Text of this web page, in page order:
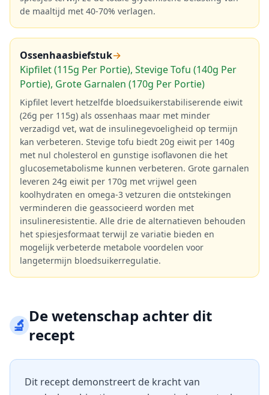
de maaltijd met 40-70% verlagen.
Ossenhaasbiefstuk→
Kipfilet (115g Per Portie), Stevige Tofu (140g Per
Portie), Grote Garnalen (170g Per Portie)
Kipfilet levert hetzelfde bloedsuikerstabiliserende eiwit
(26g per 115g) als ossenhaas maar met minder
verzadigd vet, wat de insulinegevoeligheid op termijn
kan verbeteren. Stevige tofu biedt 20g eiwit per 140g
met nul cholesterol en gunstige isoflavonen die het
glucosemetabolisme kunnen verbeteren. Grote garnalen
leveren 24g eiwit per 170g met vrijwel geen
koolhydraten en omega-3 vetzuren die ontstekingen
verminderen die geassocieerd worden met
insulineresistentie. Alle drie de alternatieven behouden
het spiesjesformaat terwijl ze variatie bieden en
mogelijk verbeterde metabole voordelen voor
langetermijn bloedsuikerregulatie.
🔬De wetenschap achter dit
recept
Dit recept demonstreert de kracht van